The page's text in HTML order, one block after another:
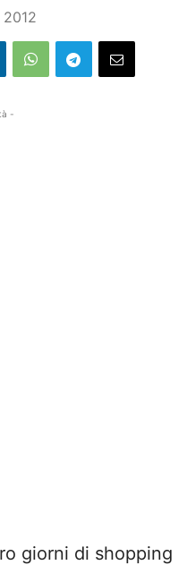
-
giorni di shopping